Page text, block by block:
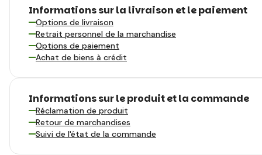
Informations sur la livraison et le paiement
Options de livraison
Retrait personnel de la marchandise
Options de paiement
Achat de biens à crédit
Informations sur le produit et la commande
Réclamation de produit
Retour de marchandises
Suivi de l'état de la commande